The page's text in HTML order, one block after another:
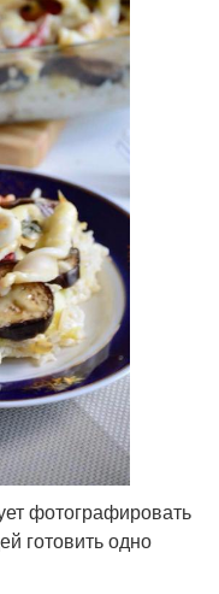
фотографировать
готовить одно